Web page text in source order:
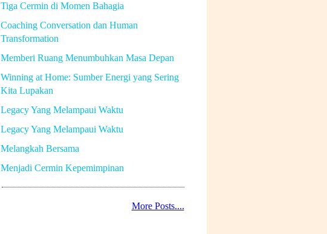
Tiga Cermin di Momen Bahagia
Coaching Conversation dan Human
Transformation
Memberi Ruang Menumbuhkan Masa Depan
Winning at Home: Sumber Energi yang Sering
Kita Lupakan
Legacy Yang Melampaui Waktu
Legacy Yang Melampaui Waktu
Melangkah Bersama
Menjadi Cermin Kepemimpinan
More Posts....